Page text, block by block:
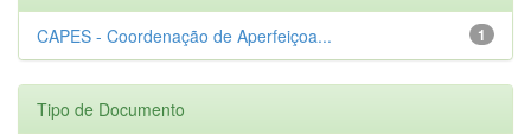
1
CAPES - Coordenação de Aperfeiçoa...
Tipo de Documento